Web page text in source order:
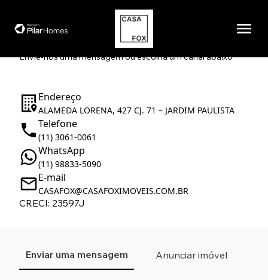
Entre em contato.
Envie-nos uma mensagem ou escolha um canal abaixo
Endereço
ALAMEDA LORENA, 427 CJ. 71 – JARDIM PAULISTA
Telefone
(11) 3061-0061
WhatsApp
(11) 98833-5090
E-mail
CASAFOX@CASAFOXIMOVEIS.COM.BR
CRECI: 23597J
Enviar uma mensagem Anunciar imóvel